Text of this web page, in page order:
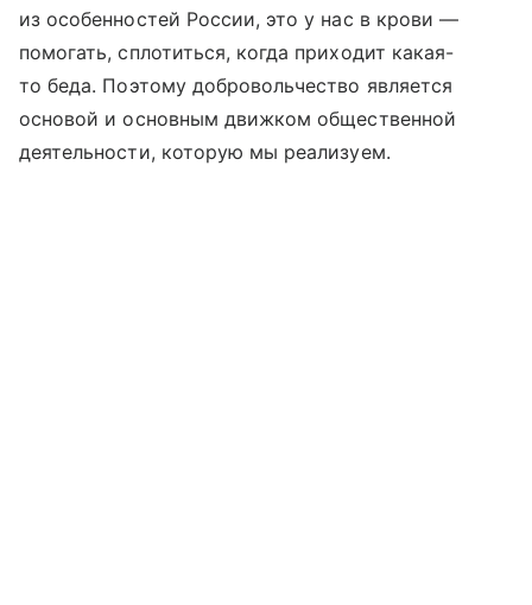
из особенностей России, это у нас в крови —
помогать, сплотиться, когда приходит какая-
то беда. Поэтому добровольчество является
основой и основным движком общественной
деятельности, которую мы реализуем.